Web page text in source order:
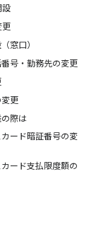
設
更
窓口）
号・勤務先の変更
更
際は
ード暗証番号の変
ード支払限度額の